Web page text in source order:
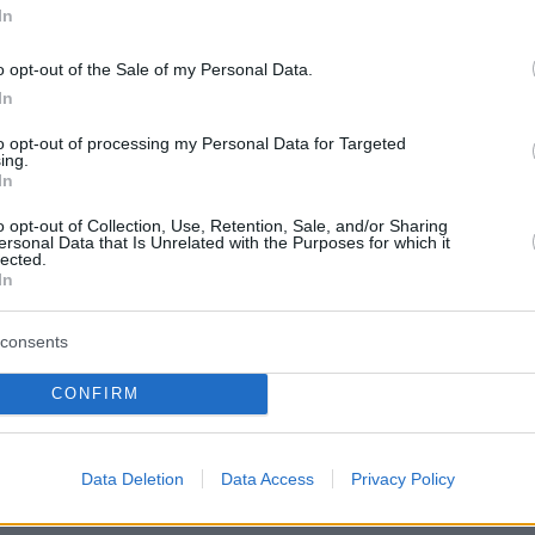
opt-out of the Sale of my Personal Data.
opt-out of processing my Personal Data for Targeted
opt-out of Collection, Use, Retention, Sale, and/or Sharing
Data that Is Unrelated with the Purposes for which it
CONFIRM
Data Deletion Data Access Privacy Policy
protothema.gr στο Google News
στοProtothema.gr
Ειδήσεις Δημοφιλή